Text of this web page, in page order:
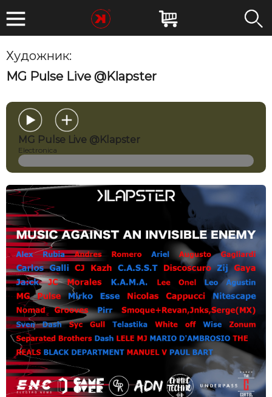
Художник:
MG Pulse Live @Klapster
MG Pulse Live @Klapster
Electronica